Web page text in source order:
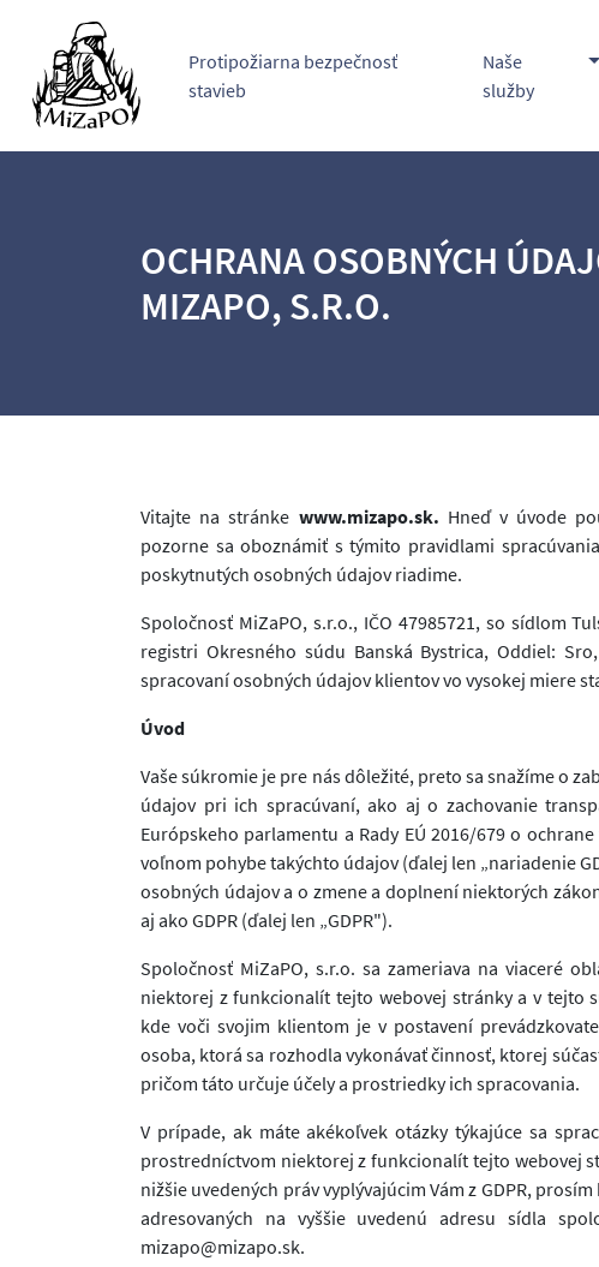
Protipožiarna bezpečnosť
stavieb
Naše
služby
OCHRANA OSOBNÝCH
MIZAPO, S.R.O.
Vitajte na stránke www.mizapo.sk. Hneď v úvode
pozorne sa oboznámiť s týmito pravidlami
poskytnutých osobných údajov riadime.
Spoločnosť MiZaPO, s.r.o., IČO 47985721, so sídlom
registri Okresného súdu Banská Bystrica, Oddiel:
spracovaní osobných údajov klientov vo vysokej miere
Úvod
Vaše súkromie je pre nás dôležité, preto sa snažíme o
údajov pri ich spracúvaní, ako aj o zachovanie
Európskeho parlamentu a Rady EÚ 2016/679 o
voľnom pohybe takýchto údajov (ďalej len „nariadenie
osobných údajov a o zmene a doplnení niektorých
aj ako GDPR (ďalej len „GDPR").
Spoločnosť MiZaPO, s.r.o. sa zameriava na viaceré
niektorej z funkcionalít tejto webovej stránky a v tejto
kde voči svojim klientom je v postavení
osoba, ktorá sa rozhodla vykonávať činnosť, ktorej
pričom táto určuje účely a prostriedky ich spracovania.
V prípade, ak máte akékoľvek otázky týkajúce sa
prostredníctvom niektorej z funkcionalít tejto webovej
nižšie uvedených práv vyplývajúcim Vám z GDPR,
adresovaných na vyššie uvedenú adresu sídla
mizapo@mizapo.sk.